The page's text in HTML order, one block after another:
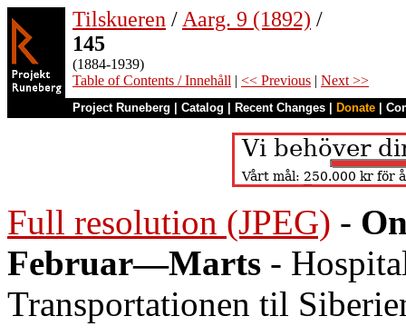
Tilskueren / Aarg. 9 (1892) /
145
(1884-1939)
Table of Contents / Innehåll | << Previous | Next >>
Project Runeberg Catalog Recent Changes Donate
Full resolution (JPEG) -
Februar—Marts -
Transportationen til